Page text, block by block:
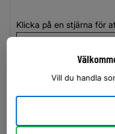
Klicka på en stjärna för
Vill du handla